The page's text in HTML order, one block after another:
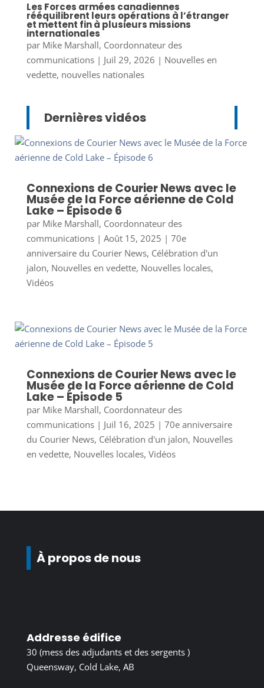
Les Forces armées canadiennes
rééquilibrent leurs opérations à l’étranger
et mettent fin à plusieurs missions
internationales
par Mike Marshall, Coordonnateur des
communications| Juil 29, 2026 | Nouvelles en
vedette, nouvelles nationales
Dernières vidéos
Connexions de Courier News avec le
Musée de la Force aérienne de Cold
Lake – Épisode 6
par Mike Marshall, Coordonnateur des
communications| Août 15, 2025 | 70e
anniversaire du Courier News, Célébration d'un
jalon, Nouvelles en vedette, Nouvelles locales,
Vidéos
Connexions de Courier News avec le
Musée de la Force aérienne de Cold
Lake – Épisode 5
par Mike Marshall, Coordonnateur des
communications| Juil 16, 2025 | 70e anniversaire
du Courier News, Célébration d'un jalon, Nouvelles
en vedette, Nouvelles locales, Vidéos
À propos de nous
Addresse édifice
30 (mess des adjudants et des sergents )
Queensway, Cold Lake, AB